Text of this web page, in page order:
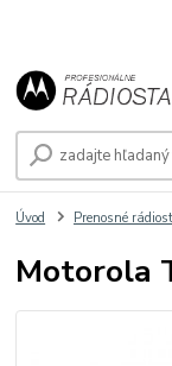
Úvod Prenosné
Motorola